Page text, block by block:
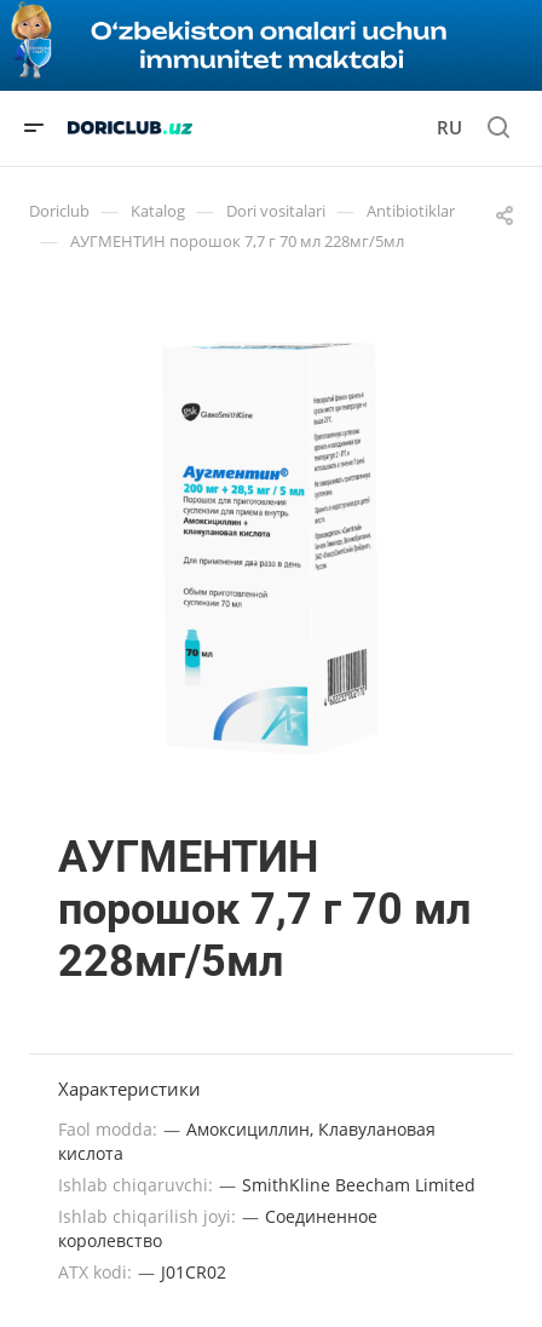
RU
Doriclub — Katalog — Dori vositalari — Antibiotiklar
— АУГМЕНТИН порошок 7,7 г 70 мл 228мг/5мл
АУГМЕНТИН
порошок 7,7 г 70 мл
228мг/5мл
Характеристики
Faol modda: — Амоксициллин, Клавулановая
кислота
Ishlab chiqaruvchi: — SmithKline Beecham Limited
Ishlab chiqarilish joyi: — Соединенное
королевство
ATX kodi: — J01CR02